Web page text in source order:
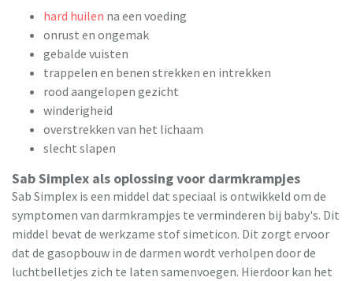
hard huilen na een voeding
onrust en ongemak
gebalde vuisten
trappelen en benen strekken en intrekken
rood aangelopen gezicht
winderigheid
overstrekken van het lichaam
slecht slapen
Sab Simplex als oplossing voor darmkrampjes
Sab Simplex is een middel dat speciaal is ontwikkeld om de
symptomen van darmkrampjes te verminderen bij baby's. Dit
middel bevat de werkzame stof simeticon. Dit zorgt ervoor
dat de gasopbouw in de darmen wordt verholpen door de
luchtbelletjes zich te laten samenvoegen. Hierdoor kan het